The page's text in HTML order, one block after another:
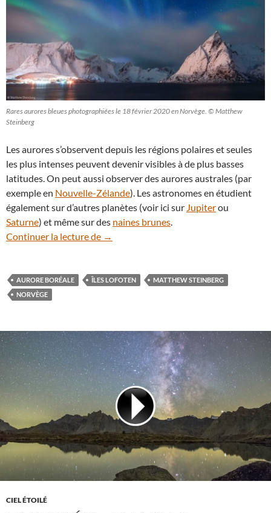
Rares aurores bleues photographiées le 18 février 2020 en Norvège. © Matthew
Steinberg
Les aurores s’observent depuis les régions polaires et seules
les plus intenses peuvent devenir visibles à de plus basses
latitudes. On peut aussi observer des aurores australes (par
exemple en Nouvelle-Zélande). Les astronomes en étudient
également sur d’autres planètes (voir ici sur Jupiterou
Saturne) et même sur des naines brunes
Continuer la lecture de
De rares aurores boréales bleues
→
AURORE BORÉALE ÎLES LOFOTEN
MATTHEW STEINBERG
NORVÈGE
CIEL ÉTOILÉ